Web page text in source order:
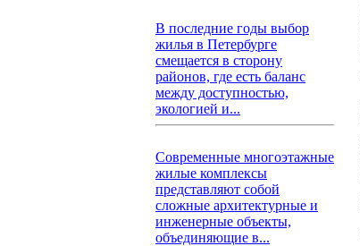
В последние годы выбор
жилья в Петербурге
смещается в сторону
районов, где есть баланс
между доступностью,
экологией и...
Современные многоэтажные
жилые комплексы
представляют собой
сложные архитектурные и
инженерные объекты,
объединяющие в...